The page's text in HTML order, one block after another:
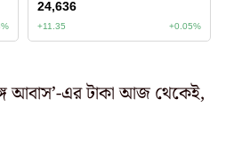
আবাস’-এর টাকা আজ থেকেই,